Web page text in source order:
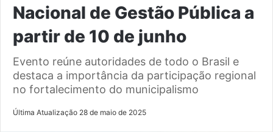
Nacional de Gestão Pública a
partir de 10 de junho
Evento reúne autoridades de todo o Brasil e
destaca a importância da participação regional
no fortalecimento do municipalismo
Última Atualização 28 de maio de 2025